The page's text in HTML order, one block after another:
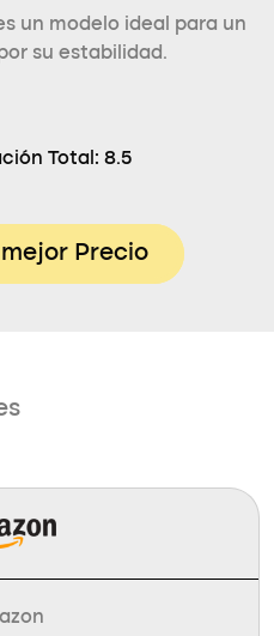
un modelo ideal para un
su estabilidad.
Total: 8.5
Precio